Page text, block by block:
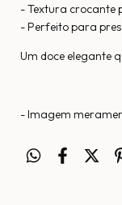
- Textura crocante
- Perfeito para
Um doce elegante
- Imagem